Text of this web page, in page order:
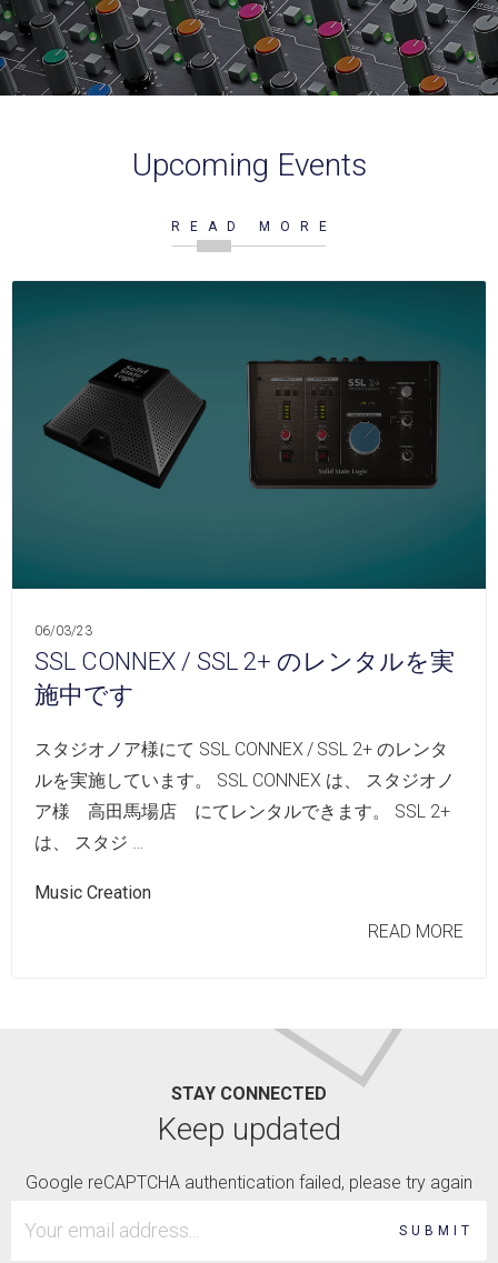
Upcoming Events
READ MORE
06/03/23
SSL CONNEX / SSL 2+ のレンタルを実
施中です
スタジオノア様にて SSL CONNEX / SSL 2+ のレンタ
ルを実施しています。 SSL CONNEX は、 スタジオノ
ア様 高田馬場店 にてレンタルできます。 SSL 2+
は、 スタジ …
Music Creation
READ MORE
STAY CONNECTED
Keep updated
Google reCAPTCHA authentication failed, please try again
SUBMIT